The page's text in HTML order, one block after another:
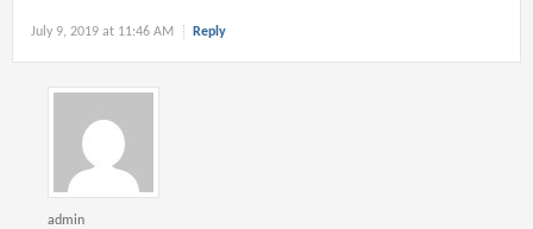
July 9, 2019 at 11:46 AM Reply
admin